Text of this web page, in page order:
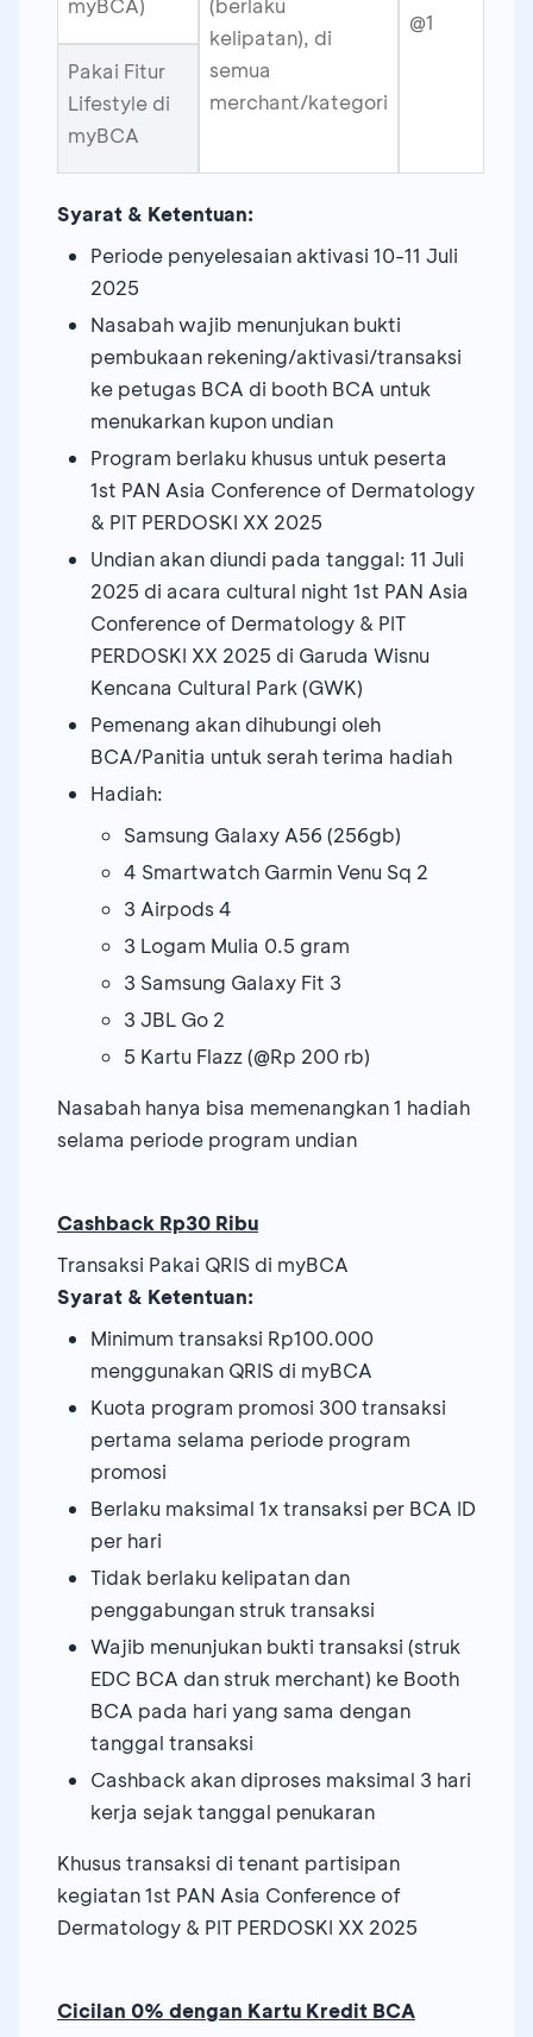
myBCA)
(berlaku
kelipatan), di
semua
merchant/kategori
@1
Pakai Fitur
Lifestyle di
myBCA
Syarat & Ketentuan:
Periode penyelesaian aktivasi 10-11 Juli
2025
Nasabah wajib menunjukan bukti
pembukaan rekening/aktivasi/transaksi
ke petugas BCA di booth BCA untuk
menukarkan kupon undian
Program berlaku khusus untuk peserta
1st PAN Asia Conference of Dermatology
& PIT PERDOSKI XX 2025
Undian akan diundi pada tanggal: 11 Juli
2025 di acara cultural night 1st PAN Asia
Conference of Dermatology & PIT
PERDOSKI XX 2025 di Garuda Wisnu
Kencana Cultural Park (GWK)
Pemenang akan dihubungi oleh
BCA/Panitia untuk serah terima hadiah
Hadiah:
Samsung Galaxy A56 (256gb)
4 Smartwatch Garmin Venu Sq 2
3 Airpods 4
3 Logam Mulia 0.5 gram
3 Samsung Galaxy Fit 3
3 JBL Go 2
5 Kartu Flazz (@Rp 200 rb)
Nasabah hanya bisa memenangkan 1 hadiah
selama periode program undian
Cashback Rp30 Ribu
Transaksi Pakai QRIS di myBCA
Syarat & Ketentuan:
Minimum transaksi Rp100.000
menggunakan QRIS di myBCA
Kuota program promosi 300 transaksi
pertama selama periode program
promosi
Berlaku maksimal 1x transaksi per BCA ID
per hari
Tidak berlaku kelipatan dan
penggabungan struk transaksi
Wajib menunjukan bukti transaksi (struk
EDC BCA dan struk merchant) ke Booth
BCA pada hari yang sama dengan
tanggal transaksi
Cashback akan diproses maksimal 3 hari
kerja sejak tanggal penukaran
Khusus transaksi di tenant partisipan
kegiatan 1st PAN Asia Conference of
Dermatology & PIT PERDOSKI XX 2025
Cicilan 0% dengan Kartu Kredit BCA